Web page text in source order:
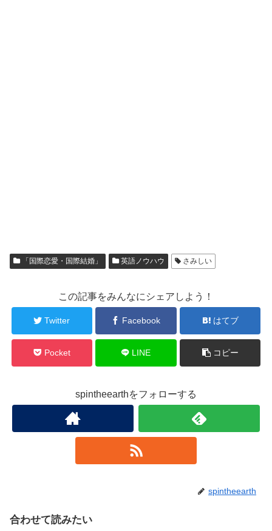
「国際恋愛・国際結婚」 英語ノウハウ さみしい
この記事をみんなにシェアしよう！
Twitter Facebook はてブ
Pocket LINE コピー
spintheearthをフォローする
spintheearth
合わせて読みたい